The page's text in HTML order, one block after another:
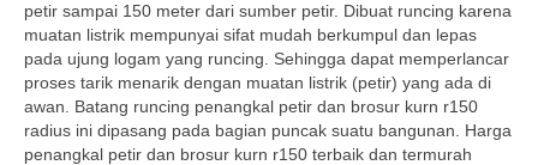
petir sampai 150 meter dari sumber petir. Dibuat runcing karena
muatan listrik mempunyai sifat mudah berkumpul dan lepas
pada ujung logam yang runcing. Sehingga dapat memperlancar
proses tarik menarik dengan muatan listrik (petir) yang ada di
awan. Batang runcing penangkal petir dan brosur kurn r150
radius ini dipasang pada bagian puncak suatu bangunan. Harga
penangkal petir dan brosur kurn r150 terbaik dan termurah